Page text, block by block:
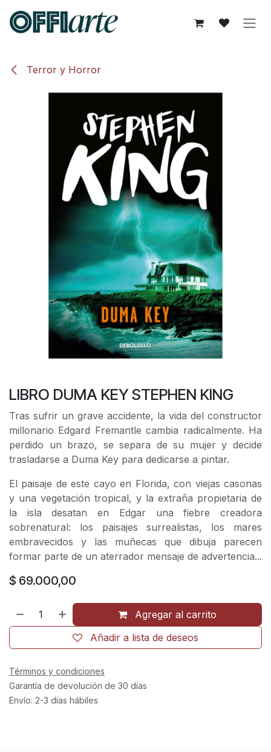
Terror y Horror
LIBRO DUMA KEY STEPHEN KING
Tras sufrir un grave accidente, la vida del constructor
millonario Edgard Fremantle cambia radicalmente. Ha
perdido un brazo, se separa de su mujer y decide
trasladarse a Duma Key para dedicarse a pintar.
El paisaje de este cayo en Florida, con viejas casonas
y una vegetación tropical, y la extraña propietaria de
la isla desatan en Edgar una fiebre creadora
sobrenatural: los paisajes surrealistas, los mares
embravecidos y las muñecas que dibuja parecen
formar parte de un aterrador mensaje de advertencia...
$ 69.000,00
Agregar al carrito
Añadir a lista de deseos
Términos y condiciones
Garantía de devolución de 30 días
Envío: 2-3 días hábiles